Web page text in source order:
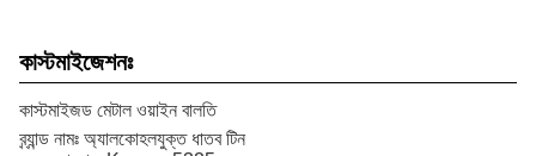
কাস্টমাইজেশনঃ
কাস্টমাইজড মেটাল ওয়াইন বালতি
ব্র্যান্ড নামঃ অ্যালকোহলযুক্ত ধাতব টিন